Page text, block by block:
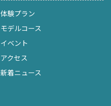
体験プラン
モデルコース
イベント
アクセス
新着ニュース